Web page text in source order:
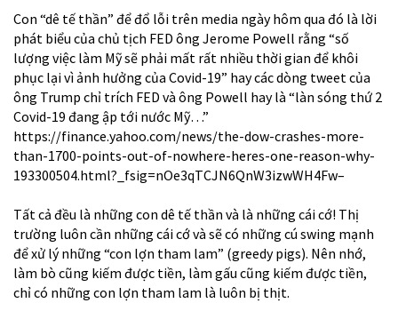
Con “dê tế thần” để đổ lỗi trên media ngày hôm qua đó là lời
phát biểu của chủ tịch FED ông Jerome Powell rằng “số
lượng việc làm Mỹ sẽ phải mất rất nhiều thời gian để khôi
phục lại vì ảnh hưởng của Covid-19” hay các dòng tweet của
ông Trump chỉ trích FED và ông Powell hay là “làn sóng thứ 2
Covid-19 đang ập tới nước Mỹ…”
https://finance.yahoo.com/news/the-dow-crashes-more-
than-1700-points-out-of-nowhere-heres-one-reason-why-
193300504.html?_fsig=nOe3qTCJN6QnW3izwWH4Fw–
Tất cả đều là những con dê tế thần và là những cái cớ! Thị
trường luôn cần những cái cớ và sẽ có những cú swing mạnh
để xử lý những “con lợn tham lam” (greedy pigs). Nên nhớ,
làm bò cũng kiếm được tiền, làm gấu cũng kiếm được tiền,
chỉ có những con lợn tham lam là luôn bị thịt.